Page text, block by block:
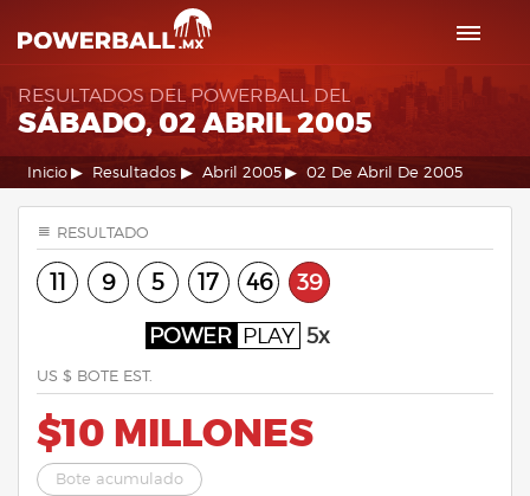
RESULTADOS DEL POWERBALL DEL
SÁBADO, 02 ABRIL 2005
Inicio Resultados Abril 2005 02 De Abril De 2005
RESULTADO
11 9 5 17 46 39
POWER PLAY 5x
US $ BOTE EST.
$10 MILLONES
Bote acumulado